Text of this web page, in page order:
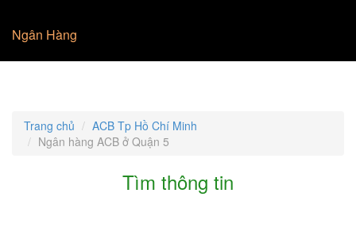
Ngân Hàng
Trang chủ
ACB Tp Hồ Chí Minh
Ngân hàng ACB ở Quận 5
Tìm thông tin